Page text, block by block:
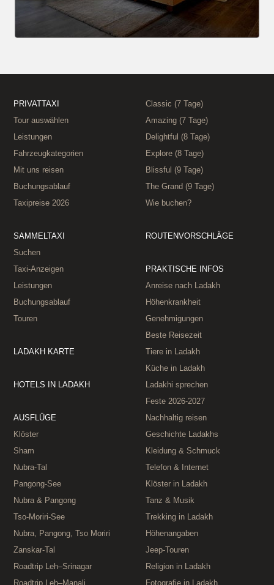
PRIVATTAXI
Tour auswählen
Leistungen
Fahrzeugkategorien
Mit uns reisen
Buchungsablauf
Taxipreise 2026
SAMMELTAXI
Suchen
Taxi-Anzeigen
Leistungen
Buchungsablauf
Touren
LADAKH KARTE
HOTELS IN LADAKH
AUSFLÜGE
Klöster
Sham
Nubra-Tal
Pangong-See
Nubra & Pangong
Tso-Moriri-See
Nubra, Pangong, Tso Moriri
Zanskar-Tal
Roadtrip Leh–Srinagar
Roadtrip Leh–Manali
Classic (7 Tage)
Amazing (7 Tage)
Delightful (8 Tage)
Explore (8 Tage)
Blissful (9 Tage)
The Grand (9 Tage)
Wie buchen?
ROUTENVORSCHLÄGE
PRAKTISCHE INFOS
Anreise nach Ladakh
Höhenkrankheit
Genehmigungen
Beste Reisezeit
Tiere in Ladakh
Küche in Ladakh
Ladakhi sprechen
Feste 2026‑2027
Nachhaltig reisen
Geschichte Ladakhs
Kleidung & Schmuck
Telefon & Internet
Klöster in Ladakh
Tanz & Musik
Trekking in Ladakh
Höhenangaben
Jeep-Touren
Religion in Ladakh
Fotografie in Ladakh